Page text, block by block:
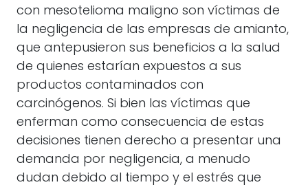
con mesotelioma maligno son víctimas de
la negligencia de las empresas de amianto,
que antepusieron sus beneficios a la salud
de quienes estarían expuestos a sus
productos contaminados con
carcinógenos. Si bien las víctimas que
enferman como consecuencia de estas
decisiones tienen derecho a presentar una
demanda por negligencia, a menudo
dudan debido al tiempo y el estrés que